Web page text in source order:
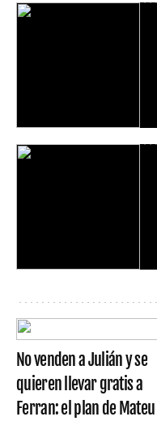
No venden a Julián y se
quieren llevar gratis a
Ferran: el plan de Mateu